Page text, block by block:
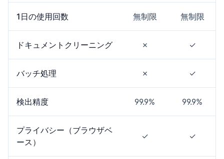
1日の使用回数 無制限 無制限
ドキュメントクリーニング ✗ ✓
バッチ処理 ✗ ✓
検出精度 99.9% 99.9%
プライバシー（ブラウザベ
ース）
✓ ✓